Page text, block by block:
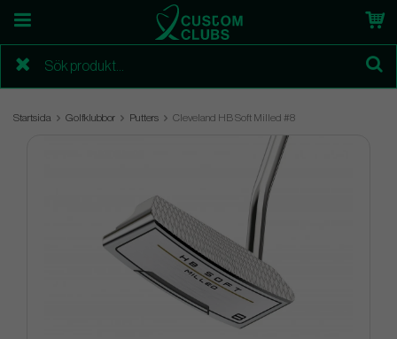
Startsida Golfklubbor Putters Cleveland HB Soft Milled #8